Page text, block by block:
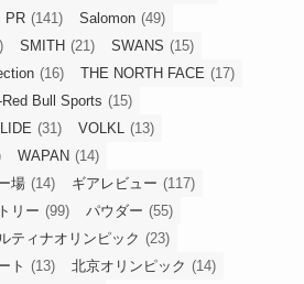
PR (141) Salomon (49)
SMITH (21) SWANS (15)
(16) THE NORTH FACE (17)
Bull Sports (15)
(31) VOLKL (13)
WAPAN (14)
場 (14) ギアレビュー (117)
リー (99) パウダー (55)
ティナオリンピック (23)
ト (13) 北京オリンピック (14)